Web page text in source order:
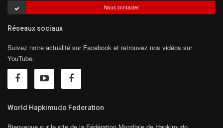
Nous contacter
Réseaux sociaux
Suivez notre actualité sur Facebook et retrouvez nos vidéos sur
YouTube.
World Hapkimudo Federation